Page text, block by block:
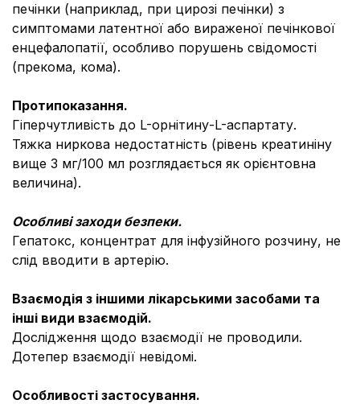
печінки (наприклад, при цирозі печінки) з
симптомами латентної або вираженої печінкової
енцефалопатії, особливо порушень свідомості
(прекома, кома).
Протипоказання.
Гіперчутливість до L-орнітину-L-аспартату.
Тяжка ниркова недостатність (рівень креатиніну
вище 3 мг/100 мл розглядається як орієнтовна
величина).
Особливі заходи безпеки.
Гепатокс, концентрат для інфузійного розчину, не
слід вводити в артерію.
Взаємодія з іншими лікарськими засобами та
інші види взаємодій.
Дослідження щодо взаємодії не проводили.
Дотепер взаємодії невідомі.
Особливості застосування.